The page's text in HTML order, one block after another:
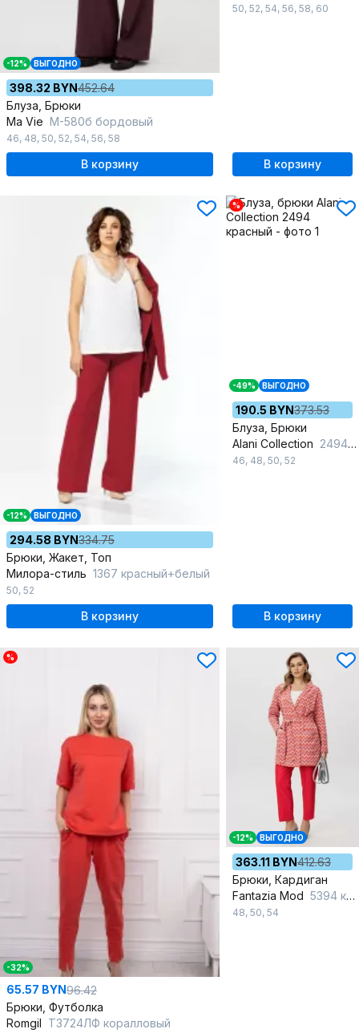
-12% ВЫГОДНО
398.32 BYN452.64
Блуза, Брюки
Ma Vie М-580б бордовый
46, 48, 50, 52, 54, 56, 58
В корзину
50, 52, 54, 56, 58, 60
В корзину
-12% ВЫГОДНО
294.58 BYN334.75
Брюки, Жакет, Топ
Милора-стиль 1367 красный+белый
50, 52
В корзину
%
-49% ВЫГОДНО
190.5 BYN373.53
Блуза, Брюки
Alani Collection 2494 красный
46, 48, 50, 52
В корзину
%
-32%
65.57 BYN96.42
Брюки, Футболка
Romgil ТЗ724ЛФ коралловый
-12% ВЫГОДНО
363.11 BYN412.63
Брюки, Кардиган
Fantazia Mod 5394 красный
48, 50, 54